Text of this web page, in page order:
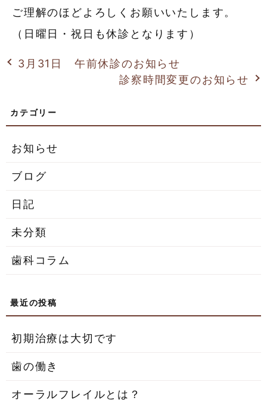
ご理解のほどよろしくお願いいたします。
（日曜日・祝日も休診となります）
3月31日 午前休診のお知らせ
診察時間変更のお知らせ
お知らせ
ブログ
日記
未分類
歯科コラム
初期治療は大切です
歯の働き
オーラルフレイルとは？